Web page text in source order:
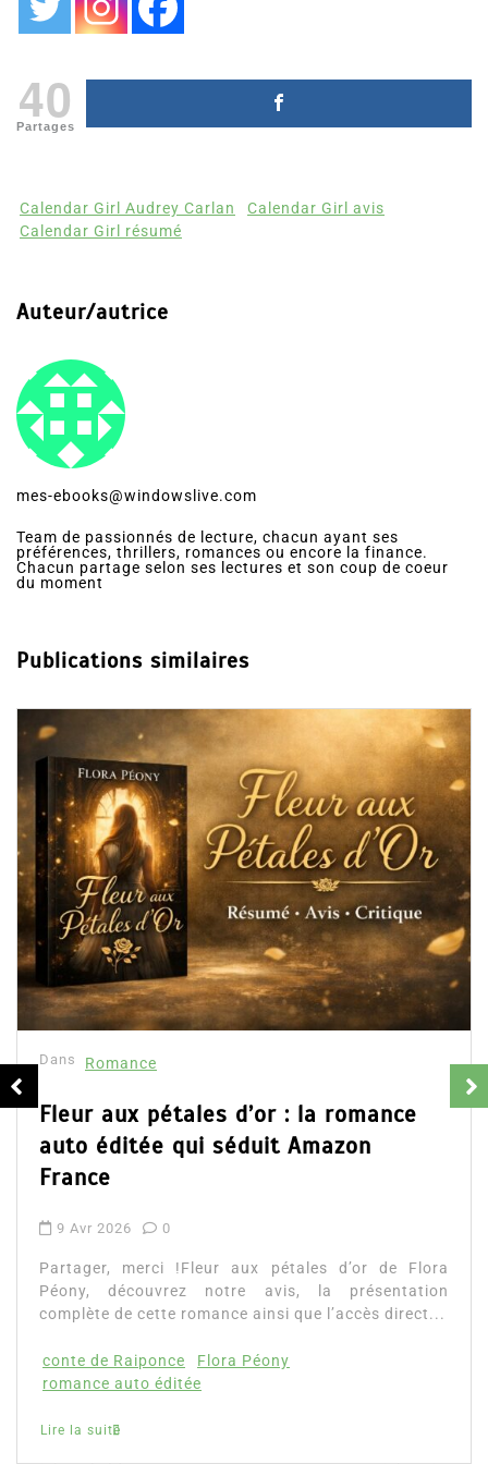
40
Partages
Calendar Girl Audrey Carlan
Calendar Girl avis
Calendar Girl résumé
Auteur/autrice
mes-ebooks@windowslive.com
Team de passionnés de lecture, chacun ayant ses
préférences, thrillers, romances ou encore la finance.
Chacun partage selon ses lectures et son coup de coeur
du moment
Publications similaires
Dans Romance
Fleur aux pétales d’or : la romance
auto éditée qui séduit Amazon
France
9 Avr 2026 0
Partager, merci !Fleur aux pétales d’or de Flora
Péony, découvrez notre avis, la présentation
complète de cette romance ainsi que l’accès direct...
conte de Raiponce
Flora Péony
romance auto éditée
Lire la suite